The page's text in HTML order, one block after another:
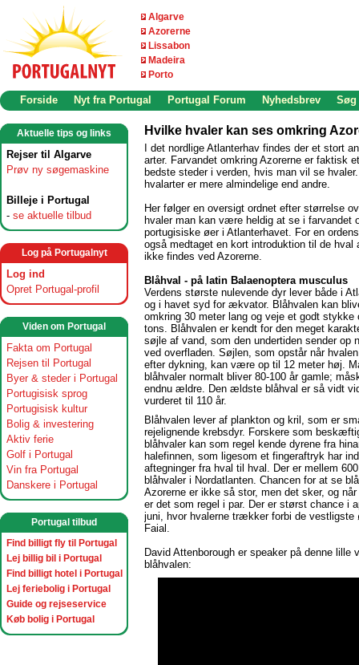
Algarve
Azorerne
Lissabon
Madeira
Porto
Forside Nyt fra Portugal Portugal Forum Nyhedsbrev Søg
Aktuelle tips og links
Rejser til Algarve
Prøv ny søgemaskine
Billeje i Portugal
- se aktuelle tilbud
Log på Portugalnyt
Log ind
Opret Portugal-profil
Viden om Portugal
Fakta om Portugal
Rejsen til Portugal
Byer & steder i Portugal
Portugisisk sprog
Portugisisk kultur
Bolig & investering
Aktiv ferie
Golf i Portugal
Vin fra Portugal
Danskere i Portugal
Portugal tilbud
Find billigt fly til Portugal
Lej billig bil i Portugal
Find billigt hotel i Portugal
Lej feriebolig i Portugal
Guide og rejseservice
Køb bolig i Portugal
Hvilke hvaler kan ses omkring
I det nordlige Atlanterhav findes der et stort
arter. Farvandet omkring Azorerne er faktisk
bedste steder i verden, hvis man vil se
hvalarter er mere almindelige end andre.
Her følger en oversigt ordnet efter størrelse
hvaler man kan være heldig at se i farvandet
portugisiske øer i Atlanterhavet. For en
også medtaget en kort introduktion til de hval
ikke findes ved Azorerne.
Blåhval - på latin Balaenoptera musculus
Verdens største nulevende dyr lever både i
og i havet syd for ækvator. Blåhvalen kan
omkring 30 meter lang og veje et godt stykke
tons. Blåhvalen er kendt for den meget
søjle af vand, som den undertiden sender op
ved overfladen. Søjlen, som opstår når
efter dykning, kan være op til 12 meter høj.
blåhvaler normalt bliver 80-100 år gamle;
endnu ældre. Den ældste blåhval er så vidt
vurderet til 110 år.
Blåhvalen lever af plankton og kril, som er
rejelignende krebsdyr. Forskere som
blåhvaler kan som regel kende dyrene fra
halefinnen, som ligesom et fingeraftryk har
aftegninger fra hval til hval. Der er mellem
blåhvaler i Nordatlanten. Chancen for at se
Azorerne er ikke så stor, men det sker, og
er det som regel i par. Der er størst chance i
juni, hvor hvalerne trækker forbi de vestligste
Faial.
David Attenborough er speaker på denne lille
blåhvalen: